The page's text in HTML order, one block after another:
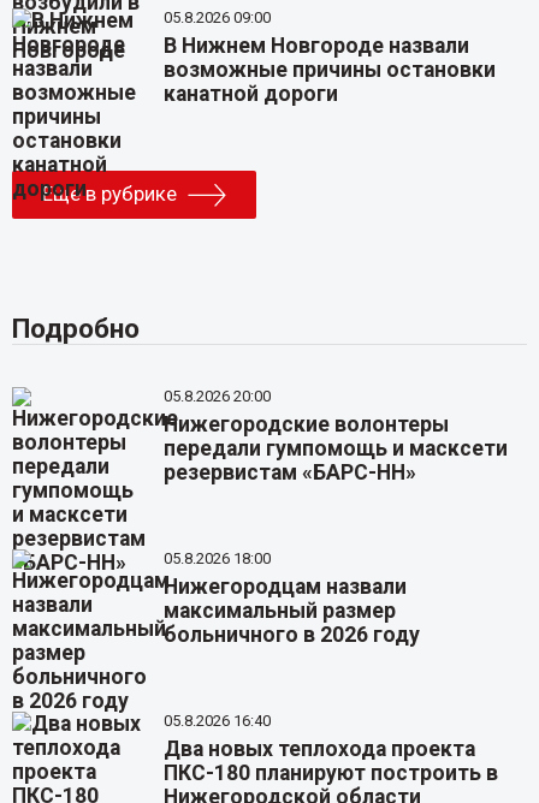
05.8.2026 09:00
В Нижнем Новгороде назвали
возможные причины остановки
канатной дороги
Еще в рубрике
Подробно
05.8.2026 20:00
Нижегородские волонтеры
передали гумпомощь и масксети
резервистам «БАРС-НН»
05.8.2026 18:00
Нижегородцам назвали
максимальный размер
больничного в 2026 году
05.8.2026 16:40
Два новых теплохода проекта
ПКС-180 планируют построить в
Нижегородской области